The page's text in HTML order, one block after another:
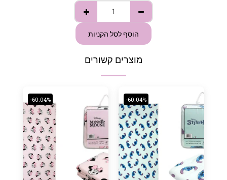
הוסף לסל הקניות
מוצרים קשורים
-60.04%
-60.04%